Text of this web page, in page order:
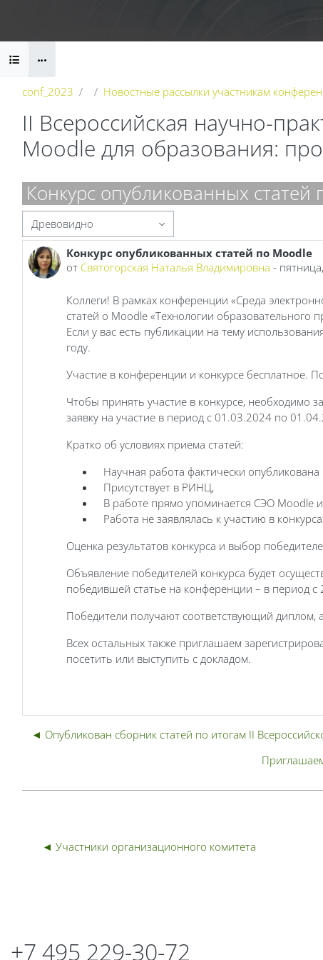
Блоки
conf_2023 Новостные рассылки участникам
II Всероссийская научно-
Moodle для образования:
Блоки
Конкурс опубликованных статей
Режим отображения
Конкурс опубликованных статей по Moodle
от Святогорская Наталья Владимировна -
Количество ответов: 0
Коллеги! В рамках конференции «Среда
статей о Moodle «Технологии образовательного
Если у вас есть публикации на тему
году.
Участие в конференции и конкурсе бесплатное.
Чтобы принять участие в конкурсе, необходимо
заявку на участие в период с 01.03.2024 по
Кратко об условиях приема статей:
Научная работа фактически
Присутствует в РИНЦ,
В работе прямо упоминается СЭО Moodle
Работа не заявлялась к участию в
Оценка результатов конкурса и выбор
Объявление победителей конкурса будет
победившей статье на конференции – в период
Победители получают соответствующий диплом,
Всех остальных также приглашаем
посетить или выступить с докладом.
◄ Опубликован сборник статей по итогам II
◄ Участники организационного комитета
+7 495 229-30-72